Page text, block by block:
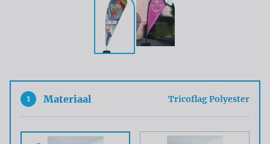
1 Materiaal Tricoflag Polyester